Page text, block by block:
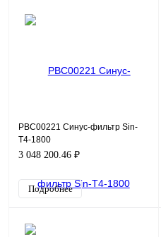
PBC00221 Синус-фильтр Sin-
T4-1800
3 048 200.46 ₽
Подробнее